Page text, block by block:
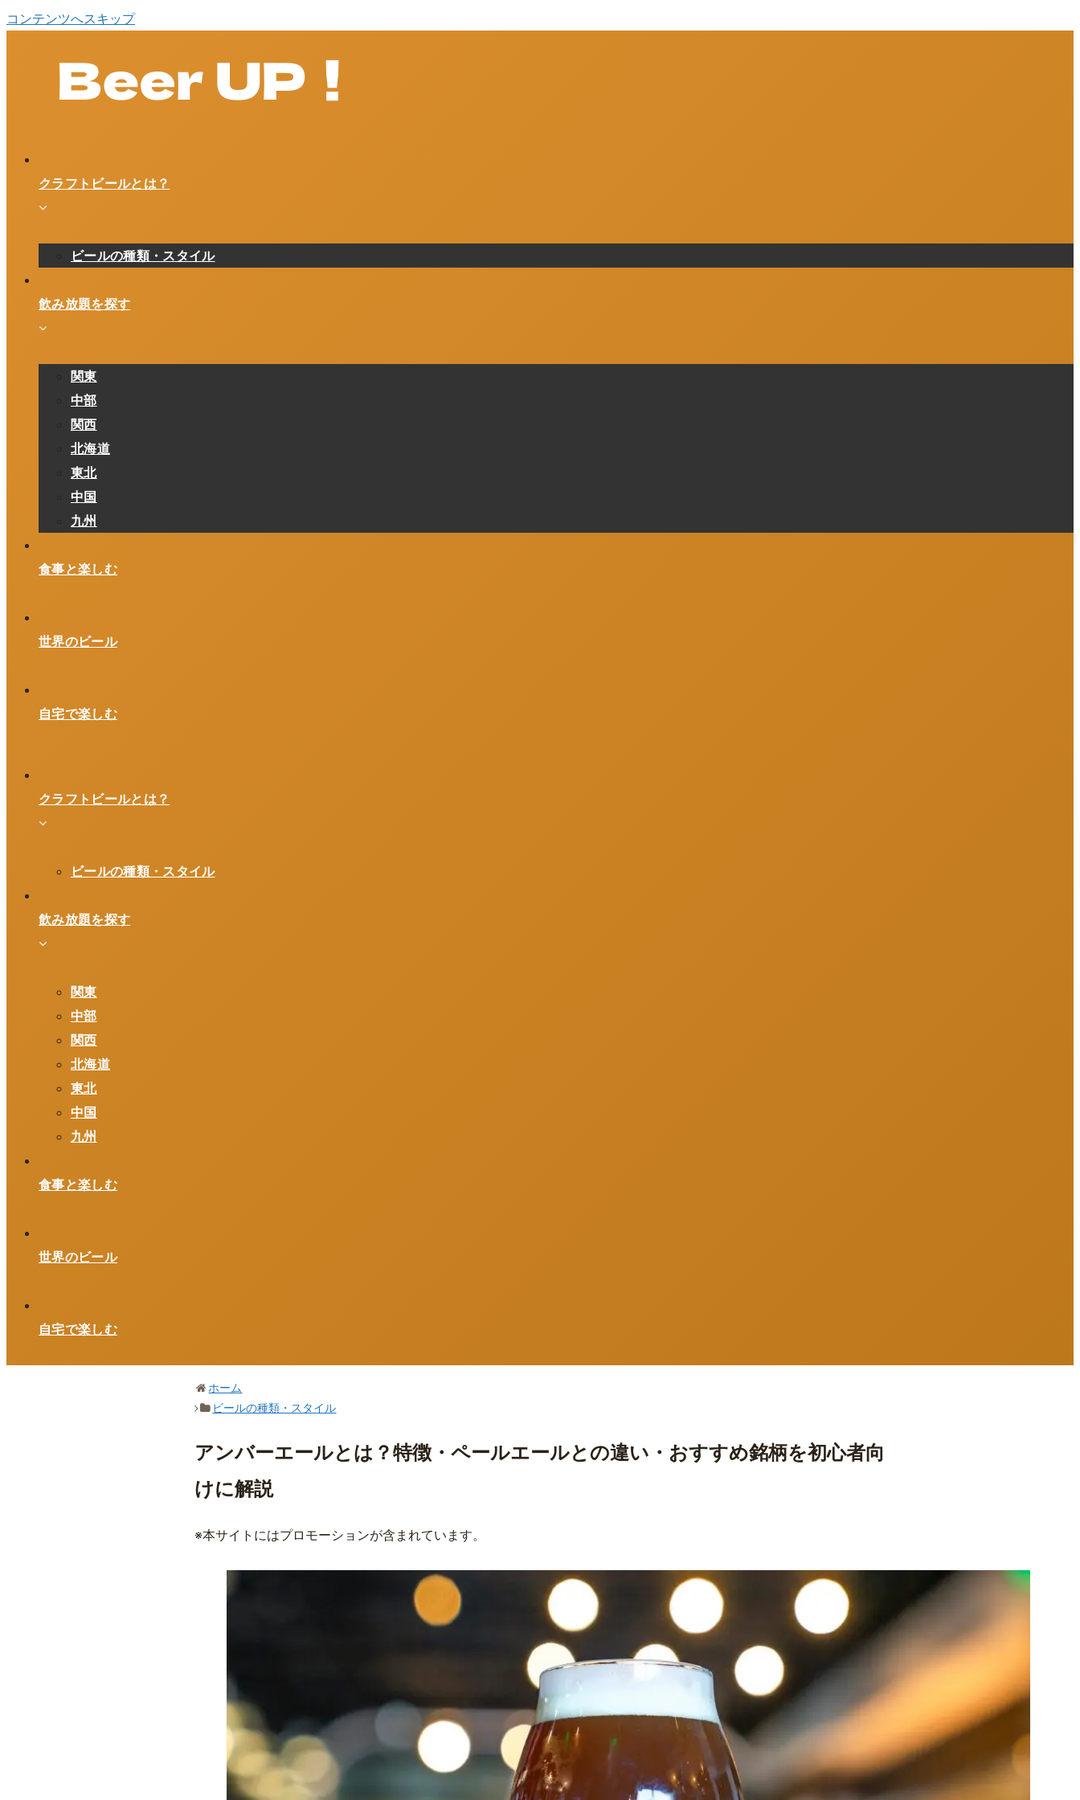
コンテンツへスキップ
クラフトビールとは？
ビールの種類・スタイル
飲み放題を探す
関東
中部
関西
北海道
東北
中国
九州
食事と楽しむ
世界のビール
自宅で楽しむ
クラフトビールとは？
ビールの種類・スタイル
飲み放題を探す
関東
中部
関西
北海道
東北
中国
九州
食事と楽しむ
世界のビール
自宅で楽しむ
ホーム
ビールの種類・スタイル
アンバーエールとは？特徴・ペールエールとの違い・おすすめ銘柄を初心者向
けに解説
※本サイトにはプロモーションが含まれています。